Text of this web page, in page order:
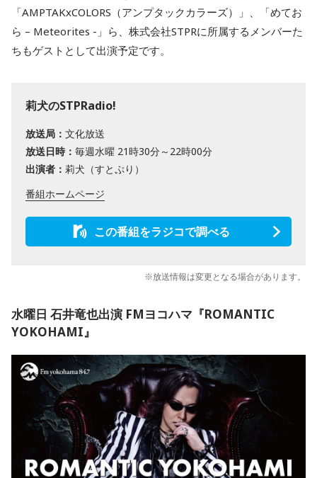
「AMPTAKxCOLORS（アンプタックカラーズ）」、「めてお
ら – Meteorites -」ら、株式会社STPRに所属するメンバーた
ちもゲストとして出演予定です。
莉犬のSTPRadio!
放送局： 文化放送
放送日時： 毎週水曜 21時30分～22時00分
出演者： 莉犬（すとぷり）
番組ホームページ
この番組をラジコで調べる
※放送情報は変更となる場合があります。
水曜日 石井竜也出演 FMヨコハマ『ROMANTIC
YOKOHAMI』